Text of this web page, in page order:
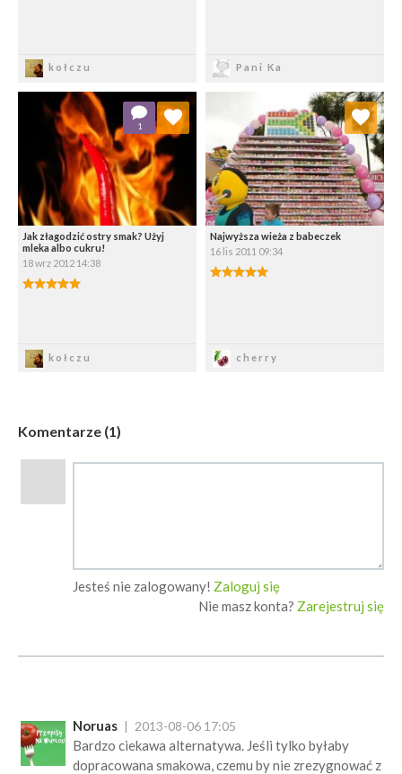
kołczu Pani Ka
Jak złagodzić ostry smak? Użyj
mleka albo cukru!
18 wrz 2012 14:38
5.00/5
kołczu
1
Dodaj do ulubionych
Wybierz listę:
Najwyższa wieża z babeczek
16 lis 2011 09:34
5.00/5
cherry
Dodaj do ulubionych
Wybierz listę:
Komentarze (1)
Jesteś nie zalogowany! Zaloguj się
Nie masz konta? Zarejestruj się
Noruas 2013-08-06 17:05
Bardzo ciekawa alternatywa. Jeśli tylko byłaby
dopracowana smakowa, czemu by nie zrezygnować z